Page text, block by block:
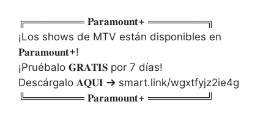
╔════════ 𝐏𝐚𝐫𝐚𝐦𝐨𝐮𝐧𝐭+ ════════╗
¡Los shows de MTV están disponibles en
𝐏𝐚𝐫𝐚𝐦𝐨𝐮𝐧𝐭+!
¡Pruébalo 𝐆𝐑𝐀𝐓𝐈𝐒 por 7 días!
Descárgalo 𝐀𝐐𝐔𝐈 ➔ smart.link/wgxtfyjz2ie4g​
╚════════ 𝐏𝐚𝐫𝐚𝐦𝐨𝐮𝐧𝐭+ ════════╝